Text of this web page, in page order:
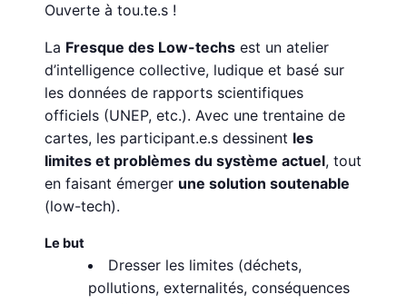
Ouverte à tou.te.s !
La Fresque des Low-techs est un atelier
d’intelligence collective, ludique et basé sur
les données de rapports scientifiques
officiels (UNEP, etc.). Avec une trentaine de
cartes, les participant.e.s dessinent les
limites et problèmes du système actuel, tout
en faisant émerger une solution soutenable
(low-tech).
Le but
Dresser les limites (déchets,
pollutions, externalités, conséquences